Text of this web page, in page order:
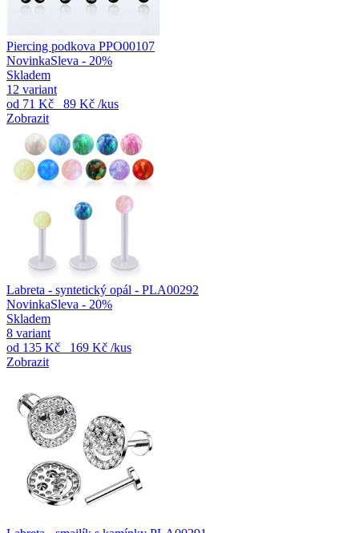
Piercing podkova PPO00107
NovinkaSleva - 20%
Skladem
12 variant
od 71 Kč 89 Kč /kus
Zobrazit
Labreta - syntetický opál - PLA00292
NovinkaSleva - 20%
Skladem
8 variant
od 135 Kč 169 Kč /kus
Zobrazit